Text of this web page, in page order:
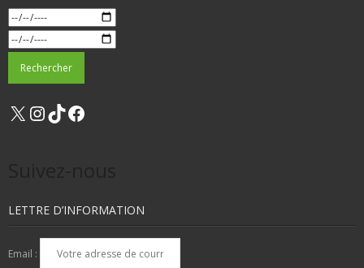
X Instagram
TikTok
LETTRE D’INFORMATION
Email :